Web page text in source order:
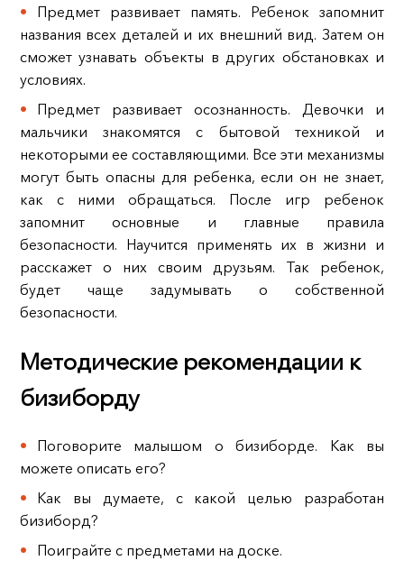
Предмет развивает память. Ребенок запомнит
названия всех деталей и их внешний вид. Затем он
сможет узнавать объекты в других обстановках и
условиях.
Предмет развивает осознанность. Девочки и
мальчики знакомятся с бытовой техникой и
некоторыми ее составляющими. Все эти механизмы
могут быть опасны для ребенка, если он не знает,
как с ними обращаться. После игр ребенок
запомнит основные и главные правила
безопасности. Научится применять их в жизни и
расскажет о них своим друзьям. Так ребенок,
будет чаще задумывать о собственной
безопасности.
Методические рекомендации к
бизиборду
Поговорите малышом о бизиборде. Как вы
можете описать его?
Как вы думаете, с какой целью разработан
бизиборд?
Поиграйте с предметами на доске.